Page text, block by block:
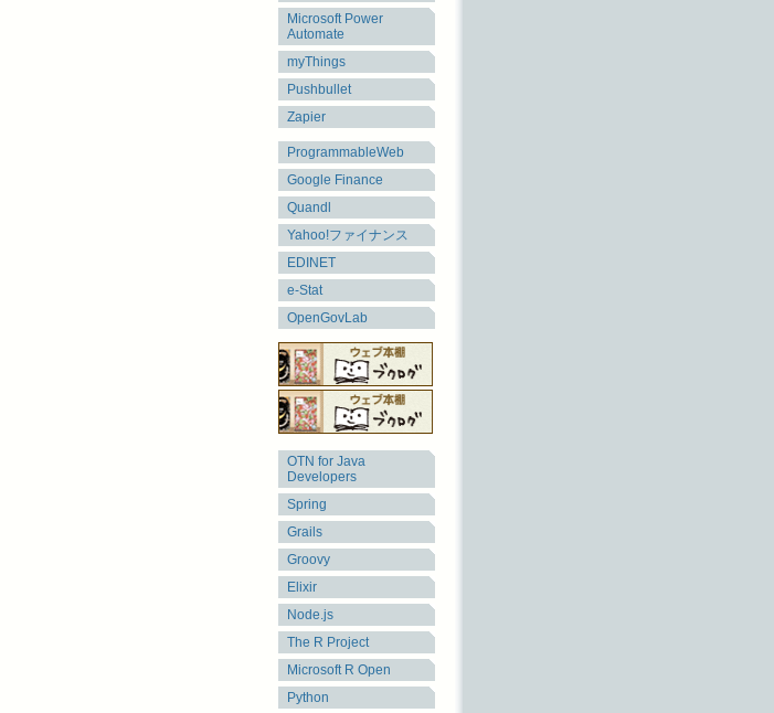
Microsoft Power
Automate
myThings
Pushbullet
Zapier
ProgrammableWeb
Google Finance
Quandl
Yahoo!ファイナンス
EDINET
e-Stat
OpenGovLab
OTN for Java
Developers
Spring
Grails
Groovy
Elixir
Node.js
The R Project
Microsoft R Open
Python